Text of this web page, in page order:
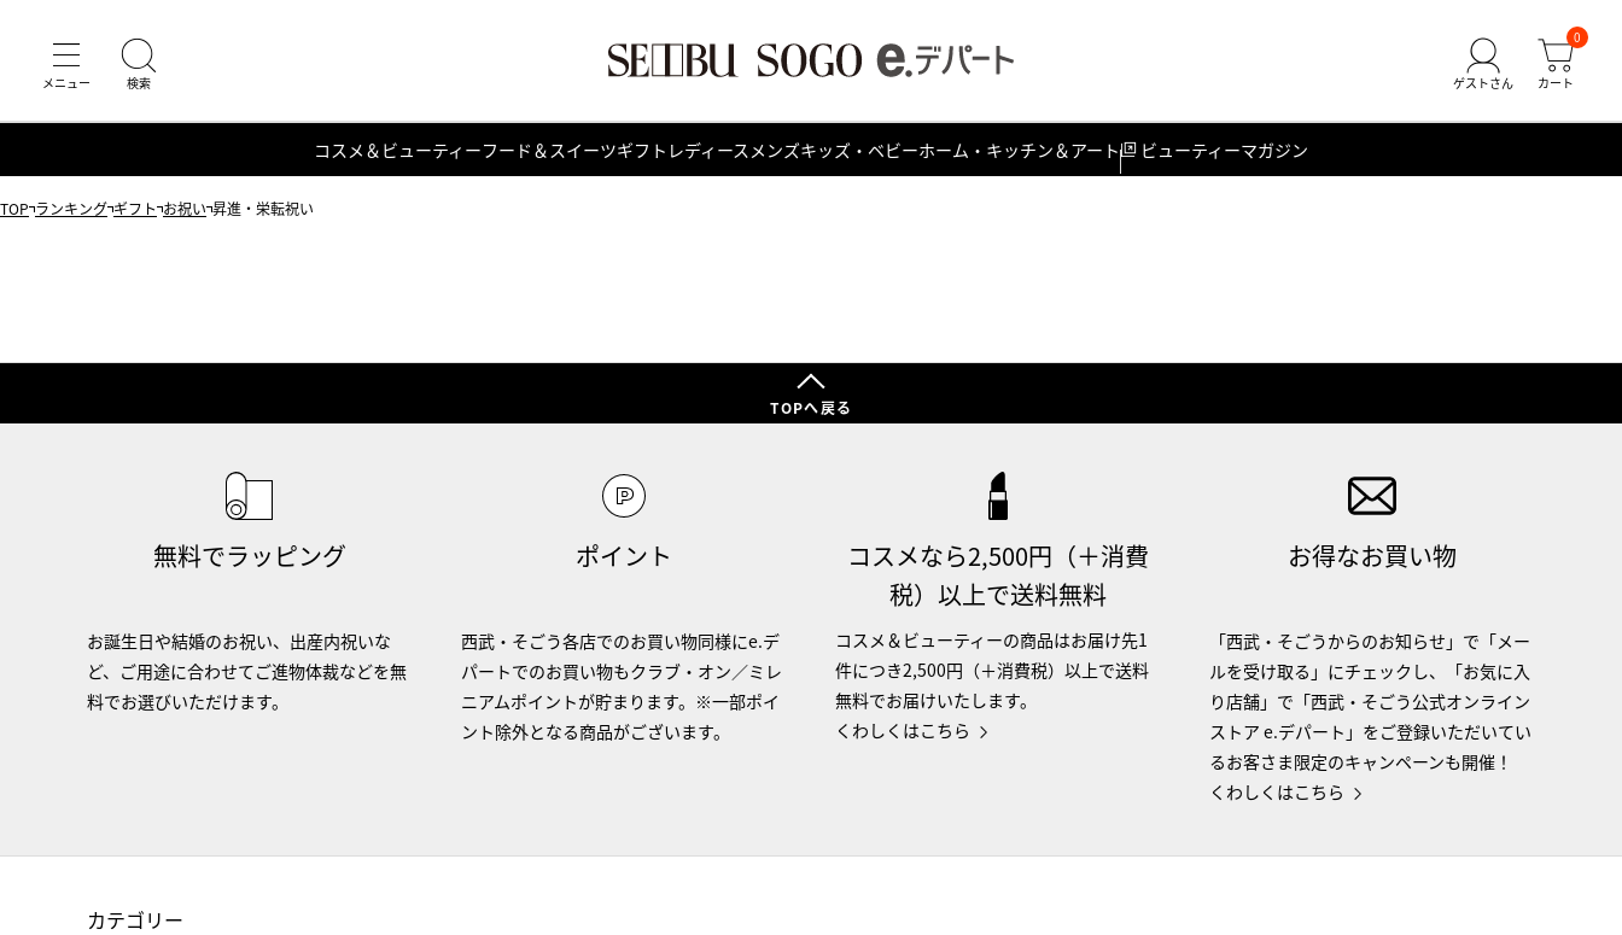
0
コスメ＆ビューティーフード＆スイーツギフト レディース メンズキッズ・ベビーホーム・キッチン＆アート ビューティーマガジン
TOP ランキング ギフト お祝い 昇進・栄転祝い
TOPへ戻る
無料でラッピング
お誕生日や結婚のお祝い、出産内祝いな
ど、ご用途に合わせてご進物体裁などを無
料でお選びいただけます。
ポイント
西武・そごう各店でのお買い物同様にe.デ
パートでのお買い物もクラブ・オン／ミレ
ニアムポイントが貯まります。※一部ポイ
ント除外となる商品がございます。
コスメなら2,500円（＋消費
税）以上で送料無料
コスメ＆ビューティーの商品はお届け先1
件につき2,500円（＋消費税）以上で送料
無料でお届けいたします。
くわしくはこちら
お得なお買い物
「西武・そごうからのお知らせ」で「メー
ルを受け取る」にチェックし、「お気に入
り店舗」で「西武・そごう公式オンライン
ストア e.デパート」をご登録いただいてい
るお客さま限定のキャンペーンも開催！
くわしくはこちら
カテゴリー